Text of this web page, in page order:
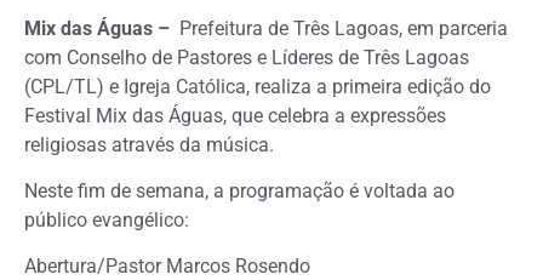
Mix das Águas – Prefeitura de Três Lagoas, em parceria
com Conselho de Pastores e Líderes de Três Lagoas
(CPL/TL) e Igreja Católica, realiza a primeira edição do
Festival Mix das Águas, que celebra a expressões
religiosas através da música.
Neste fim de semana, a programação é voltada ao
público evangélico:
Abertura/Pastor Marcos Rosendo